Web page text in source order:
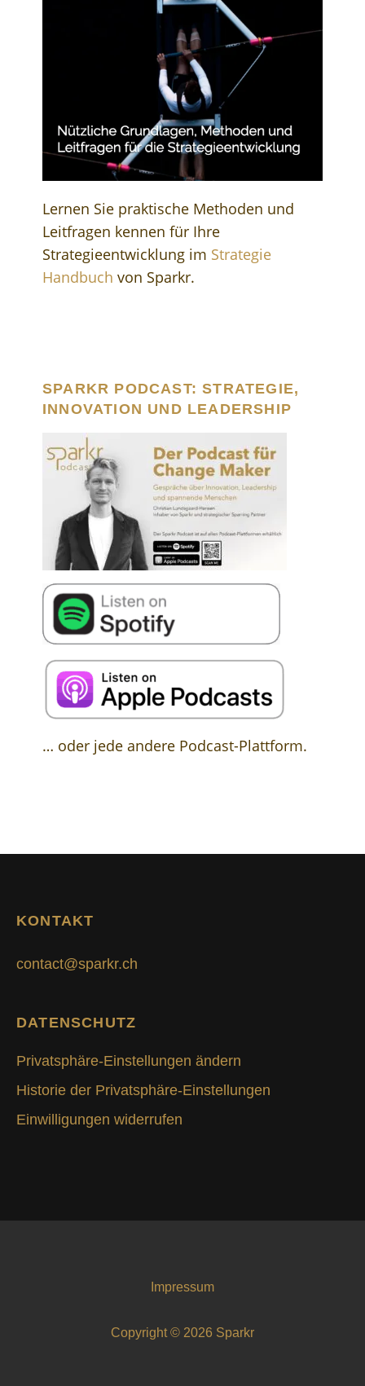
Lernen Sie praktische Methoden und
Leitfragen kennen für Ihre
Strategieentwicklung im Strategie
Handbuch von Sparkr.
SPARKR PODCAST: STRATEGIE,
INNOVATION UND LEADERSHIP
… oder jede andere Podcast-Plattform.
KONTAKT
contact@sparkr.ch
DATENSCHUTZ
Privatsphäre-Einstellungen ändern
Historie der Privatsphäre-Einstellungen
Einwilligungen widerrufen
Impressum
Copyright © 2026 Sparkr